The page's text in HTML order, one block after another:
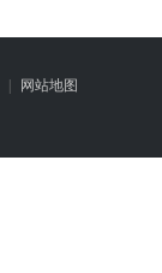
|
网站地图